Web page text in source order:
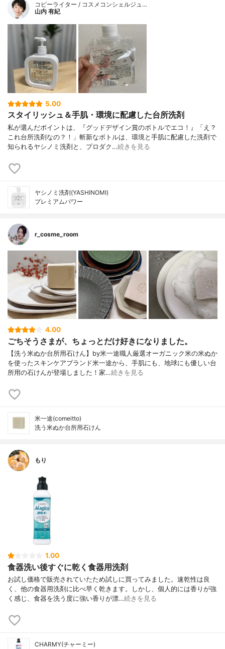
コピーライター / コスメコンシェルジュ…
山内 有紀
5.00
スタイリッシュ＆手肌・環境に配慮した台所洗剤
私が選んだポイントは、『グッドデザイン賞のボトルでエコ！』「え？
これ台所洗剤なの？！」斬新なボトルは、環境と手肌に配慮した洗剤で
知られるヤシノミ洗剤と、プロダク…続きを見る
ヤシノミ洗剤(YASHINOMI)
プレミアムパワー
r_cosme_room
4.00
ごちそうさまが、ちょっとだけ好きになりました。
【洗う米ぬか台所用石けん】by米一途職人厳選オーガニック米の米ぬか
を使ったスキンケアブランド米一途から、手肌にも、地球にも優しい台
所用の石けんが登場しました！家…続きを見る
米一途(comeitto)
洗う米ぬか台所用石けん
もり
1.00
食器洗い後すぐに乾く食器用洗剤
お試し価格で販売されていたため試しに買ってみました。速乾性は良
く、他の食器用洗剤に比べ早く乾きます。しかし、個人的には香りが強
く感じ、食器を洗う度に強い香りが漂…続きを見る
CHARMY(チャーミー)